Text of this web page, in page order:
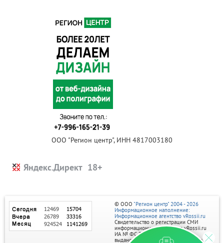
ООО "Регион центр", ИНН 4817003180
Яндекс.Директ
© ООО "Регион центр" 2004 - 2026
Информационное наполнение:
Информационное агентство vRossii.ru
Свидетельство о регистрации СМИ
информационного агентства vRossii.ru
ИА № ФС 77‑35502
выдано РОСКОМНАДЗОРом 04 марта